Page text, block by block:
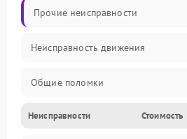
Прочие неисправности
Неисправность движения
Общие поломки
Неисправность датчиков
Неисправности Стоимость